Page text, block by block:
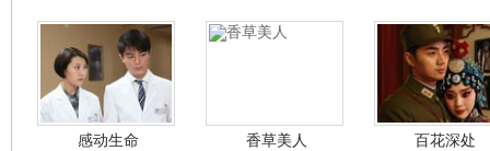
感动生命 香草美人 百花深处